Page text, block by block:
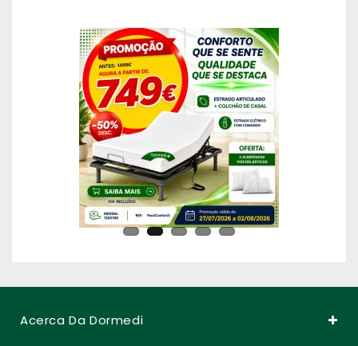
Acerca Da Dormedi